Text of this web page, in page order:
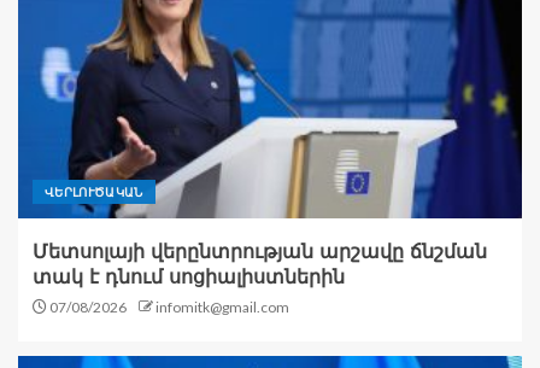
ՎԵՐԼՈՒԾԱԿԱՆ
Մետսոլայի վերընտրության արշավը ճնշման
տակ է դնում սոցիալիստներին
07/08/2026 infomitk@gmail.com